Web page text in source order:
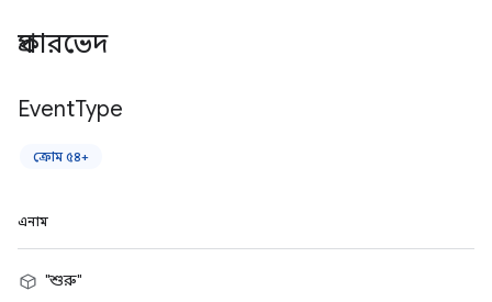
প্রকারভেদ
EventType
ক্রোম ৫৪+
এনাম
"শুরু"